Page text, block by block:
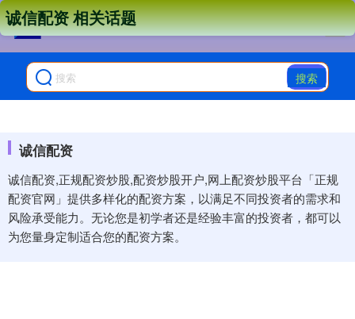
搜索
诚信配资
诚信配资,正规配资炒股,配资炒股开户,网上配资炒股平台「正规
配资官网」提供多样化的配资方案，以满足不同投资者的需求和
风险承受能力。无论您是初学者还是经验丰富的投资者，都可以
为您量身定制适合您的配资方案。
诚信配资 相关话题